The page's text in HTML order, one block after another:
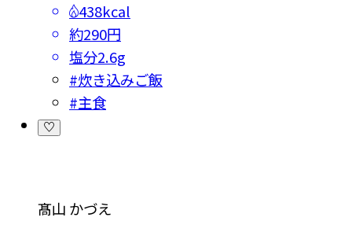
438kcal
約290円
塩分2.6g
#炊き込みご飯
#主食
髙山 かづえ